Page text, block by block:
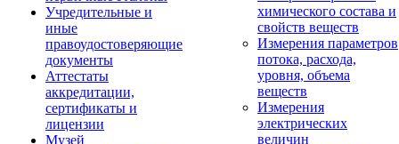
Учредительные и
иные
правоудостоверяющие
документы
Аттестаты
аккредитации,
сертификаты и
лицензии
Музей
химического состава и
свойств веществ
Измерения параметров
потока, расхода,
уровня, объема
веществ
Измерения
электрических
величин